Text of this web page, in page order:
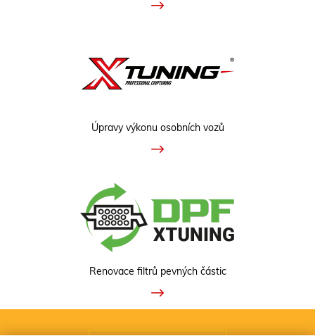
Úpravy výkonu osobních vozů
Renovace filtrů pevných částic